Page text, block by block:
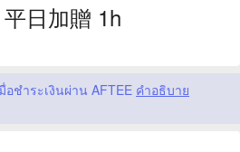
日加贈 1h
ชำระเงินผ่าน AFTEE คำอธิบาย